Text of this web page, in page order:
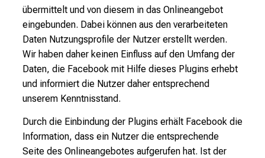
übermittelt und von diesem in das Onlineangebot
eingebunden. Dabei können aus den verarbeiteten
Daten Nutzungsprofile der Nutzer erstellt werden.
Wir haben daher keinen Einfluss auf den Umfang der
Daten, die Facebook mit Hilfe dieses Plugins erhebt
und informiert die Nutzer daher entsprechend
unserem Kenntnisstand.
Durch die Einbindung der Plugins erhält Facebook die
Information, dass ein Nutzer die entsprechende
Seite des Onlineangebotes aufgerufen hat. Ist der